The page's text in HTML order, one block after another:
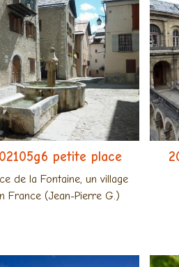
petite place
de la Fontaine, un village
France (Jean-Pierre G.)